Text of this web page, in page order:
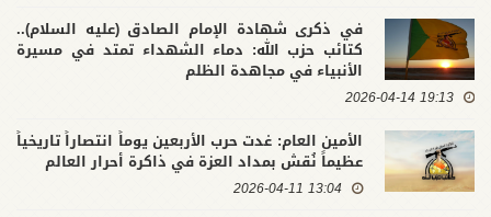
في ذكرى شهادة الإمام الصادق (عليه السلام)..
كتائب حزب الله: دماء الشهداء تمتد في مسيرة
الأنبياء في مجاهدة الظلم
19:13 2026-04-14
الأمين العام: غدت حرب الأربعين يوماً انتصاراً تاريخياً
عظيماً نُقش بمداد العزة في ذاكرة أحرار العالم
13:04 2026-04-11